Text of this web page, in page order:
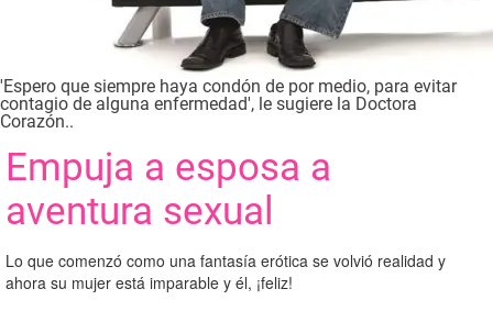
'Espero que siempre haya condón de por medio, para evitar
contagio de alguna enfermedad', le sugiere la Doctora
Corazón..
Empuja a esposa a
aventura sexual
Lo que comenzó como una fantasía erótica se volvió realidad y
ahora su mujer está imparable y él, ¡feliz!